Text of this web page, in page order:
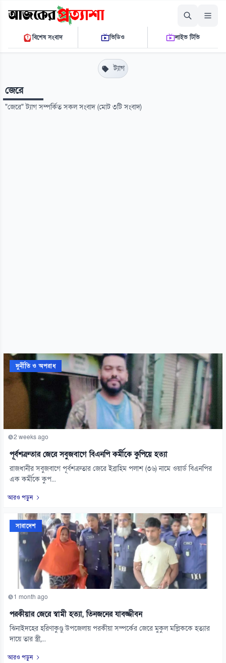
শনিবার, ০৮ আগস্ট ২০২৬
০৮ ২৪ ৩৯ পি.এম.THE DAILY AJKER PROTTASHA
বিশেষ সংবাদ ভিডিও লাইভ টিভি
ট্যাগ
জেরে
"জেরে" ট্যাগ সম্পর্কিত সকল সংবাদ (মোট ৩টি সংবাদ)
দুর্নীতি ও অপরাধ
2 weeks ago
পূর্বশত্রুতার জেরে সবুজবাগে বিএনপি কর্মীকে কুপিয়ে হত্যা
রাজধানীর সবুজবাগে পূর্বশত্রুতার জেরে ইব্রাহিম পলাশ (৩৬) নামে ওয়ার্ড বিএনপির
এক কর্মীকে কুপ...
আরও পড়ুন
সারাদেশ
1 month ago
পরকীয়ার জেরে স্বামী হত্যা, তিনজনের যাবজ্জীবন
ঝিনাইদহের হরিণাকুণ্ডু উপজেলায় পরকীয়া সম্পর্কের জেরে মুকুল মল্লিককে হত্যার
দায়ে তার স্ত্রী,...
আরও পড়ুন